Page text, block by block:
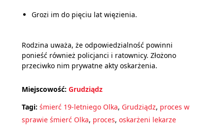
Grozi im do pięciu lat więzienia.
Rodzina uważa, że odpowiedzialność powinni
ponieść również policjanci i ratownicy. Złożono
przeciwko nim prywatne akty oskarżenia.
Miejscowość: Grudziądz
Tagi: śmierć 19-letniego Olka, Grudziądz, proces w
sprawie śmierć Olka, proces, oskarżeni lekarze